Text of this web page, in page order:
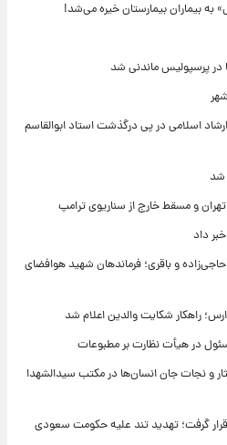
به بیماران بیمارستان خیره می‌شد!
پرسپولیس ماندنی شد
اسلامی در پی درگذشت استاد ابوالقاسم
شد
و مسقط خارج از سناریوی ترامپ
داد
و باقری؛ فرماندهان شهید هوافضای
راهکار شکایت والدین اعلام شد
در هیأت نظارت بر مطبوعات
و نجات جان انسان‌ها در مکتب سیدالشهدا
گرفت؛ تهدید تند علیه حکومت سعودی